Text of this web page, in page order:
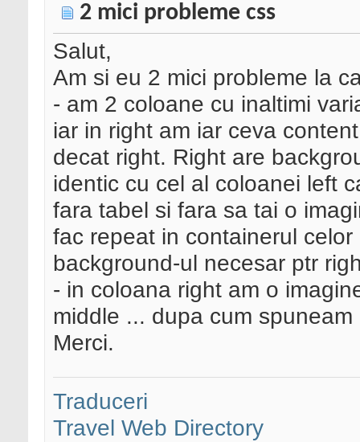
2 mici probleme css
Salut,
Am si eu 2 mici probleme la
- am 2 coloane cu inaltimi
iar in right am iar ceva
decat right. Right are
identic cu cel al coloanei left
fara tabel si fara sa tai o
fac repeat in containerul
background-ul necesar ptr
- in coloana right am o
middle ... dupa cum
Merci.
Traduceri
Travel Web Directory